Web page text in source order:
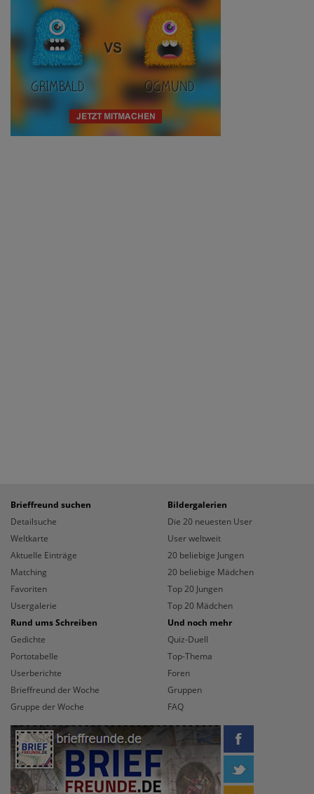
Brieffreund suchen
Detailsuche
Weltkarte
Aktuelle Einträge
Matching
Favoriten
Usergalerie
Bildergalerien
Die 20 neuesten User
User weltweit
20 beliebige Jungen
20 beliebige Mädchen
Top 20 Jungen
Top 20 Mädchen
Rund ums Schreiben
Gedichte
Portotabelle
Userberichte
Brieffreund der Woche
Gruppe der Woche
Und noch mehr
Quiz-Duell
Top-Thema
Foren
Gruppen
FAQ